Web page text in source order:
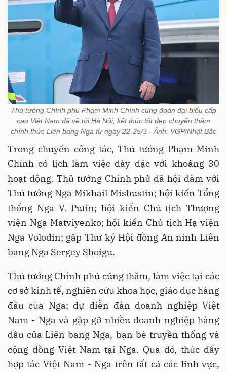
Thủ tướng Chính phủ Phạm Minh Chính cùng đoàn đại biểu cấp
cao Việt Nam đã về tới Hà Nội, kết thúc tốt đẹp chuyến thăm
chính thức Liên bang Nga từ ngày 22-25/3 - Ảnh: VGP/Nhật Bắc
Trong chuyến công tác, Thủ tướng Phạm Minh
Chính có lịch làm việc dày đặc với khoảng 30
hoạt động. Thủ tướng Chính phủ đã hội đàm với
Thủ tướng Nga Mikhail Mishustin; hội kiến Tổng
thống Nga V. Putin; hội kiến Chủ tịch Thượng
viện Nga Matviyenko; hội kiến Chủ tịch Hạ viện
Nga Volodin; gặp Thư ký Hội đồng An ninh Liên
bang Nga Sergey Shoigu.
Thủ tướng Chính phủ cũng thăm, làm việc tại các
cơ sở kinh tế, nghiên cứu khoa học, giáo dục hàng
đầu của Nga; dự diễn đàn doanh nghiệp Việt
Nam - Nga và gặp gỡ nhiều doanh nghiệp hàng
đầu của Liên bang Nga, bạn bè truyền thống và
cộng đồng Việt Nam tại Nga. Qua đó, thúc đẩy
hợp tác Việt Nam - Nga trên tất cả các lĩnh vực,